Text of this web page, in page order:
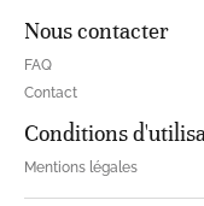
Nous contacter
FAQ
Contact
Conditions
Mentions légales